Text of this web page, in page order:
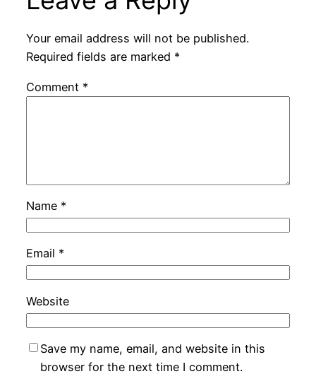
Your email address will not be published.
Required fields are marked *
Comment *
Name *
Email *
Website
Save my name, email, and website in this
browser for the next time I comment.